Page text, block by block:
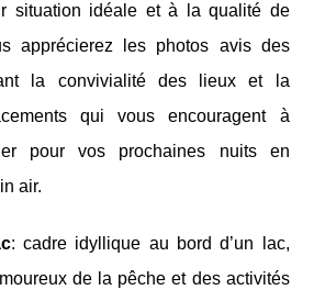
situation idéale et à la qualité de
apprécierez les photos avis des
la convivialité des lieux et la
qui vous encouragent à
pour vos prochaines nuits en
air.
: cadre idyllique au bord d’un lac,
de la pêche et des activités